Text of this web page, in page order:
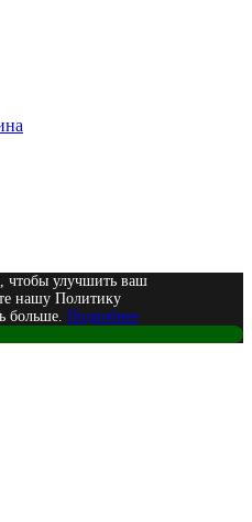
чтобы улучшить ваш
нашу Политику
больше. Подробнее